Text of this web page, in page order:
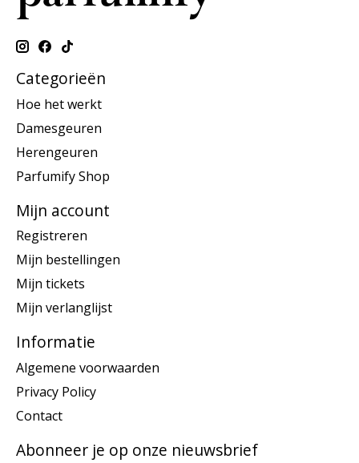
Categorieën
Hoe het werkt
Damesgeuren
Herengeuren
Parfumify Shop
Mijn account
Registreren
Mijn bestellingen
Mijn tickets
Mijn verlanglijst
Informatie
Algemene voorwaarden
Privacy Policy
Contact
Abonneer je op onze nieuwsbrief